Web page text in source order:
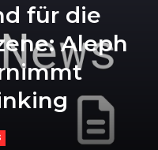
für die
Aleph